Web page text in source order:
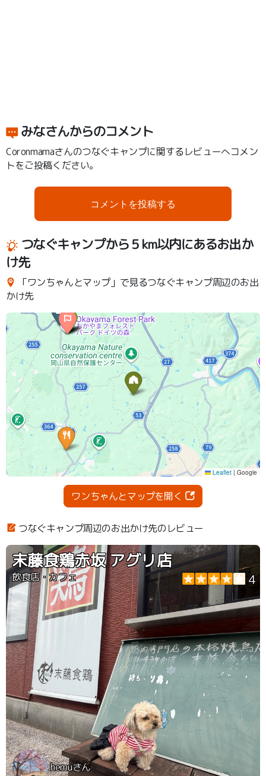
みなさんからのコメント
Coronmamaさんのつなぐキャンプに関するレビューへコメン
トをご投稿ください。
コメントを投稿する
つなぐキャンプから５km以内にあるお出か
け先
「ワンちゃんとマップ」で見るつなぐキャンプ周辺のお出
かけ先
ワンちゃんとマップを開く
つなぐキャンプ周辺のお出かけ先のレビュー
末藤食鶏赤坂 アグリ店
飲食店・カフェ 4
hemuさん